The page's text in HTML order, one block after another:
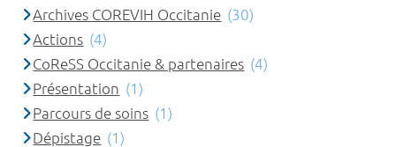
Archives COREVIH Occitanie (30)
Actions (4)
CoReSS Occitanie & partenaires (4)
Présentation (1)
Parcours de soins (1)
Dépistage (1)